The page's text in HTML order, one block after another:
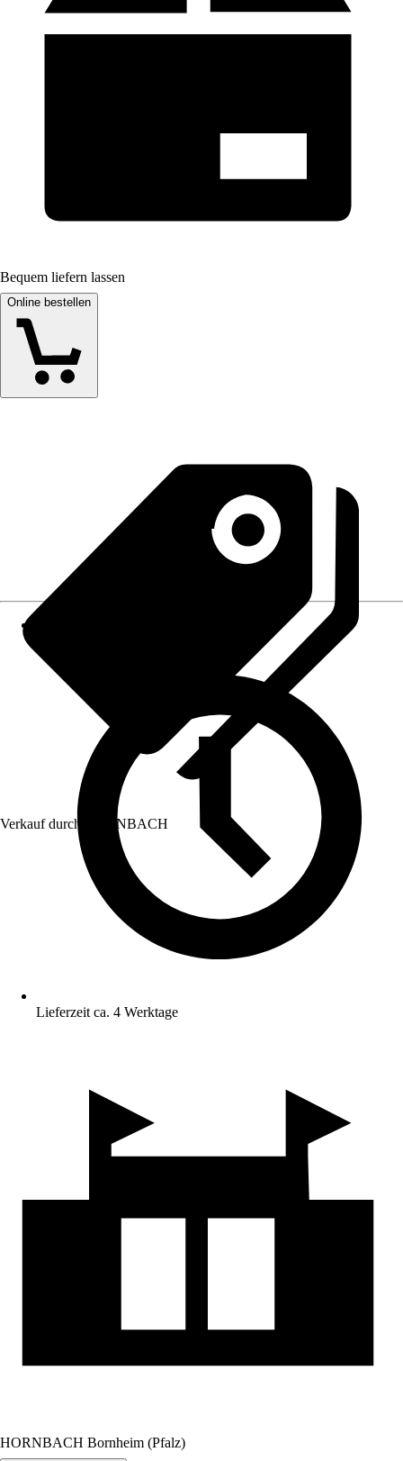
Bequem liefern lassen
Online bestellen
Verkauf durch: HORNBACH
Lieferzeit ca. 4 Werktage
HORNBACH Bornheim (Pfalz)